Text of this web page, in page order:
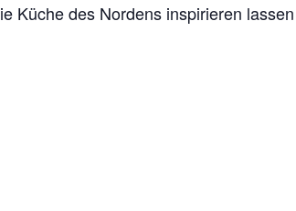
Küche des Nordens inspirieren